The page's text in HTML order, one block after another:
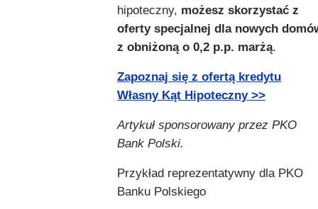
hipoteczny, możesz skorzystać z
oferty specjalnej dla nowych
z obniżoną o 0,2 p.p. marżą.
Zapoznaj się z ofertą kredytu
Własny Kąt Hipoteczny >>
Artykuł sponsorowany przez PKO
Bank Polski.
Przykład reprezentatywny dla PKO
Banku Polskiego